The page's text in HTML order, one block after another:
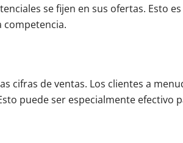
se fijen en sus ofertas. Esto
competencia.
cifras de ventas. Los clientes a
puede ser especialmente efectivo